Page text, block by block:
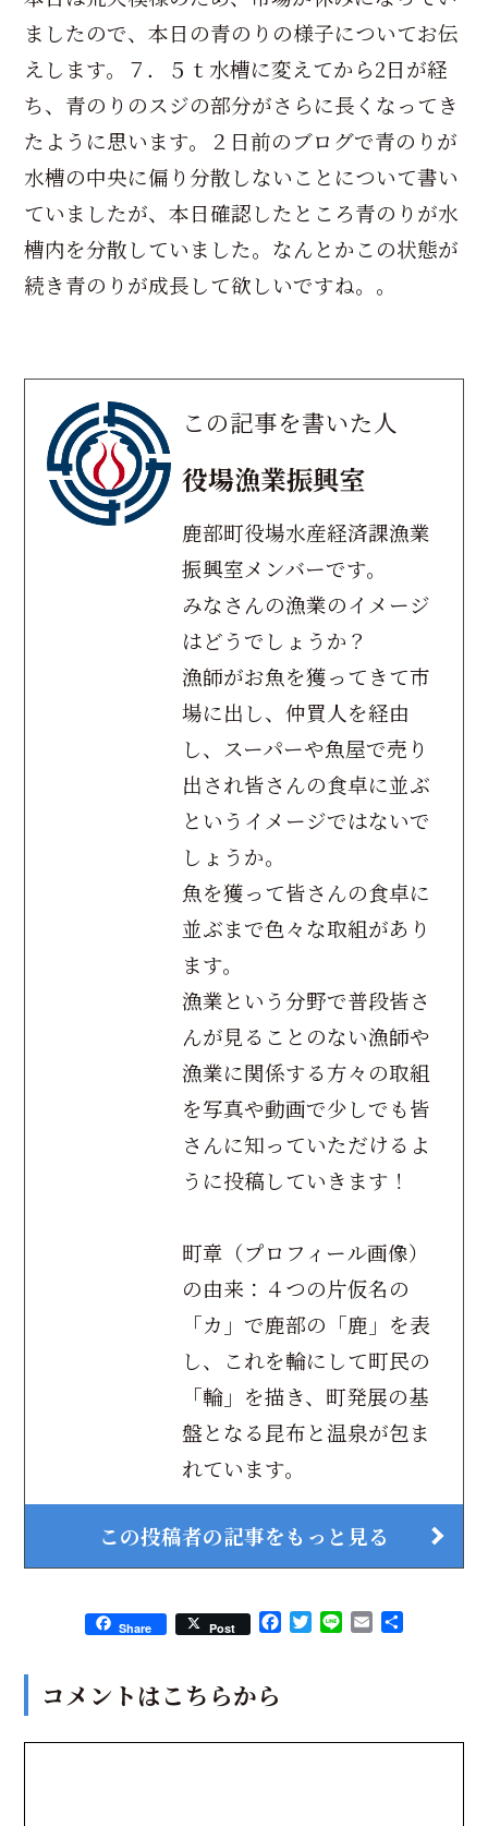
ましたので、本日の青のりの様子についてお伝
えします。７．５ｔ水槽に変えてから2日が経
ち、青のりのスジの部分がさらに長くなってき
たように思います。２日前のブログで青のりが
水槽の中央に偏り分散しないことについて書い
ていましたが、本日確認したところ青のりが水
槽内を分散していました。なんとかこの状態が
続き青のりが成長して欲しいですね。。
この記事を書いた人
役場漁業振興室
鹿部町役場水産経済課漁業
振興室メンバーです。
みなさんの漁業のイメージ
はどうでしょうか？
漁師がお魚を獲ってきて市
場に出し、仲買人を経由
し、スーパーや魚屋で売り
出され皆さんの食卓に並ぶ
というイメージではないで
しょうか。
魚を獲って皆さんの食卓に
並ぶまで色々な取組があり
ます。
漁業という分野で普段皆さ
んが見ることのない漁師や
漁業に関係する方々の取組
を写真や動画で少しでも皆
さんに知っていただけるよ
うに投稿していきます！
町章（プロフィール画像）
の由来：４つの片仮名の
「カ」で鹿部の「鹿」を表
し、これを輪にして町民の
「輪」を描き、町発展の基
盤となる昆布と温泉が包ま
れています。
この投稿者の記事をもっと見る
Share Post Facebook
Twitter
Line Email
コメントはこちらから